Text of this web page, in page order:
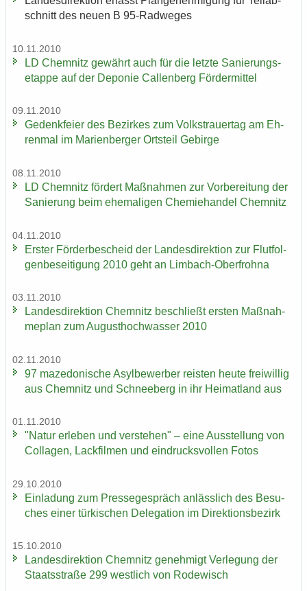
schnitt des neuen B 95-​Radweges
10.11.2010
LD Chem­nitz ge­währt auch für die letz­te Sa­nie­rungs­
etap­pe auf der De­po­nie Cal­len­berg För­der­mit­tel
09.11.2010
Ge­denk­fei­er des Be­zir­kes zum Volks­trau­er­tag am Eh­
ren­mal im Ma­ri­en­ber­ger Orts­teil Ge­bir­ge
08.11.2010
LD Chem­nitz för­dert Maß­nah­men zur Vor­be­rei­tung der
Sa­nie­rung beim ehe­ma­li­gen Che­mie­han­del Chem­nitz
04.11.2010
Ers­ter För­der­be­scheid der Lan­des­di­rek­ti­on zur Flut­fol­
gen­be­sei­ti­gung 2010 geht an Limbach-​Oberfrohna
03.11.2010
Lan­des­di­rek­ti­on Chem­nitz be­schließt ers­ten Maß­nah­
me­plan zum Au­gust­hoch­was­ser 2010
02.11.2010
97 ma­ze­do­ni­sche Asyl­be­wer­ber reis­ten heute frei­wil­lig
aus Chem­nitz und Schnee­berg in ihr Hei­mat­land aus
01.11.2010
"Natur er­le­ben und ver­ste­hen" – eine Aus­stel­lung von
Col­la­gen, Lack­fil­men und ein­drucks­vol­len Fotos
29.10.2010
Ein­la­dung zum Pres­se­ge­spräch an­läss­lich des Be­su­
ches einer tür­ki­schen De­le­ga­ti­on im Di­rek­ti­ons­be­zirk
15.10.2010
Lan­des­di­rek­ti­on Chem­nitz ge­neh­migt Ver­le­gung der
Staats­stra­ße 299 west­lich von Ro­de­wisch